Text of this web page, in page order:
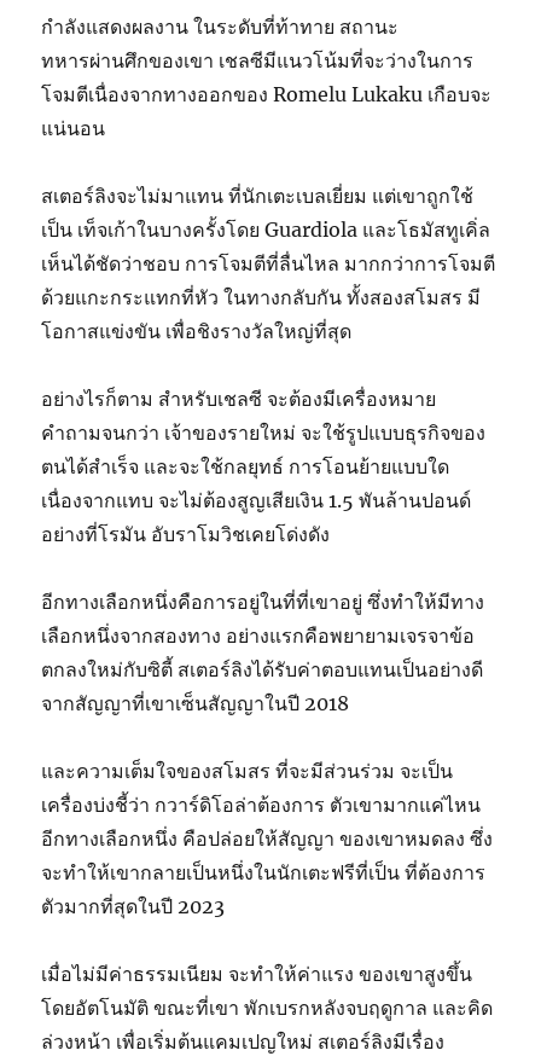
กำลังแสดงผลงาน ในระดับที่ท้าทาย สถานะ
ทหารผ่านศึกของเขา เชลซีมีแนวโน้มที่จะว่างในการ
โจมตีเนื่องจากทางออกของ Romelu Lukaku เกือบจะ
แน่นอน
สเตอร์ลิงจะไม่มาแทน ที่นักเตะเบลเยี่ยม แต่เขาถูกใช้
เป็น เท็จเก้าในบางครั้งโดย Guardiola และโธมัสทูเคิ่ล
เห็นได้ชัดว่าชอบ การโจมตีที่ลื่นไหล มากกว่าการโจมตี
ด้วยแกะกระแทกที่หัว ในทางกลับกัน ทั้งสองสโมสร มี
โอกาสแข่งขัน เพื่อชิงรางวัลใหญ่ที่สุด
อย่างไรก็ตาม สำหรับเชลซี จะต้องมีเครื่องหมาย
คำถามจนกว่า เจ้าของรายใหม่ จะใช้รูปแบบธุรกิจของ
ตนได้สำเร็จ และจะใช้กลยุทธ์ การโอนย้ายแบบใด
เนื่องจากแทบ จะไม่ต้องสูญเสียเงิน 1.5 พันล้านปอนด์
อย่างที่โรมัน อับราโมวิชเคยโด่งดัง
อีกทางเลือกหนึ่งคือการอยู่ในที่ที่เขาอยู่ ซึ่งทำให้มีทาง
เลือกหนึ่งจากสองทาง อย่างแรกคือพยายามเจรจาข้อ
ตกลงใหม่กับซิตี้ สเตอร์ลิงได้รับค่าตอบแทนเป็นอย่างดี
จากสัญญาที่เขาเซ็นสัญญาในปี 2018
และความเต็มใจของสโมสร ที่จะมีส่วนร่วม จะเป็น
เครื่องบ่งชี้ว่า กวาร์ดิโอล่าต้องการ ตัวเขามากแค่ไหน
อีกทางเลือกหนึ่ง คือปล่อยให้สัญญา ของเขาหมดลง ซึ่ง
จะทำให้เขากลายเป็นหนึ่งในนักเตะฟรีที่เป็น ที่ต้องการ
ตัวมากที่สุดในปี 2023
เมื่อไม่มีค่าธรรมเนียม จะทำให้ค่าแรง ของเขาสูงขึ้น
โดยอัตโนมัติ ขณะที่เขา พักเบรกหลังจบฤดูกาล และคิด
ล่วงหน้า เพื่อเริ่มต้นแคมเปญใหม่ สเตอร์ลิงมีเรื่อง